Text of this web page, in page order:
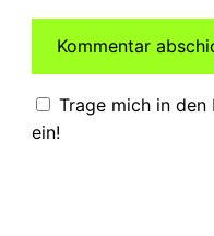
Trage mich in den
ein!